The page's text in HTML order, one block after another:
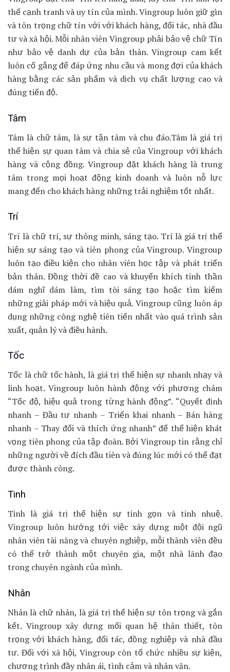
thế cạnh tranh và uy tín của mình. Vingroup luôn giữ gìn
và tôn trọng chữ tín với với khách hàng, đối tác, nhà đầu
tư và xã hội. Mỗi nhân viên Vingroup phải bảo vệ chữ Tín
như bảo vệ danh dự của bản thân. Vingroup cam kết
luôn cố gắng để đáp ứng nhu cầu và mong đợi của khách
hàng bằng các sản phẩm và dịch vụ chất lượng cao và
đúng tiến độ.
Tâm
Tâm là chữ tâm, là sự tận tâm và chu đáo.Tâm là giá trị
thể hiện sự quan tâm và chia sẻ của Vingroup với khách
hàng và cộng đồng. Vingroup đặt khách hàng là trung
tâm trong mọi hoạt động kinh doanh và luôn nỗ lực
mang đến cho khách hàng những trải nghiệm tốt nhất.
Trí
Trí là chữ trí, sự thông minh, sáng tạo. Trí là giá trị thể
hiện sự sáng tạo và tiên phong của Vingroup. Vingroup
luôn tạo điều kiện cho nhân viên học tập và phát triển
bản thân. Đồng thời đề cao và khuyến khích tinh thần
dám nghĩ dám làm, tìm tòi sáng tạo hoặc tìm kiếm
những giải pháp mới và hiệu quả. Vingroup cũng luôn áp
dụng những công nghệ tiên tiến nhất vào quá trình sản
xuất, quản lý và điều hành.
Tốc
Tốc là chữ tốc hành, là giá trị thể hiện sự nhanh nhạy và
linh hoạt. Vingroup luôn hành động với phương châm
“Tốc độ, hiệu quả trong từng hành động”. “Quyết định
nhanh – Đầu tư nhanh – Triển khai nhanh – Bán hàng
nhanh – Thay đổi và thích ứng nhanh” để thể hiện khát
vọng tiên phong của tập đoàn. Bởi Vingroup tin rằng chỉ
những người về đích đầu tiên và đúng lúc mới có thể đạt
được thành công.
Tinh
Tinh là giá trị thể hiện sự tinh gọn và tinh nhuệ.
Vingroup luôn hướng tới việc xây dựng một đội ngũ
nhân viên tài năng và chuyên nghiệp, mỗi thành viên đều
có thể trở thành một chuyên gia, một nhà lãnh đạo
trong chuyên ngành của mình.
Nhân
Nhân là chữ nhân, là giá trị thể hiện sự tôn trọng và gắn
kết. Vingroup xây dựng mối quan hệ thân thiết, tôn
trọng với khách hàng, đối tác, đồng nghiệp và nhà đầu
tư. Đối với xã hội, Vingroup còn tổ chức nhiều sự kiện,
chương trình đầy nhân ái, tình cảm và nhân văn.